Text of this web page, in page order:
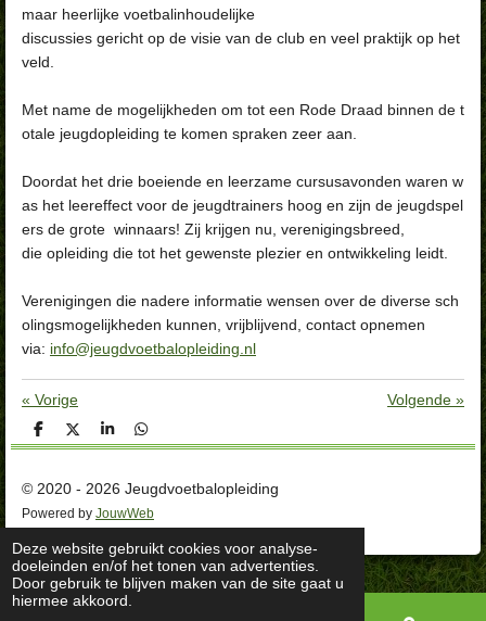
Deze website gebruikt cookies voor analyse-
doeleinden en/of het tonen van advertenties.
Door gebruik te blijven maken van de site gaat u
hiermee akkoord.
maar heerlijke voetbalinhoudelijke
discussies gericht op de visie van de club en veel praktijk op het
veld.
Met name de mogelijkheden om tot een Rode Draad binnen de t
otale jeugdopleiding te komen spraken zeer aan.
Doordat het drie boeiende en leerzame cursusavonden waren w
as het leereffect voor de jeugdtrainers hoog en zijn de jeugdspel
ers de grote winnaars! Zij krijgen nu, verenigingsbreed,
die opleiding die tot het gewenste plezier en ontwikkeling leidt.
Verenigingen die nadere informatie wensen over de diverse sch
olingsmogelijkheden kunnen, vrijblijvend, contact opnemen
via: info@jeugdvoetbalopleiding.nl
« Vorige Volgende »
D
e
e
n
D
e
S
h
r
e
D
e
n
© 2020 - 2026 Jeugdvoetbalopleiding
Powered by JouwWeb